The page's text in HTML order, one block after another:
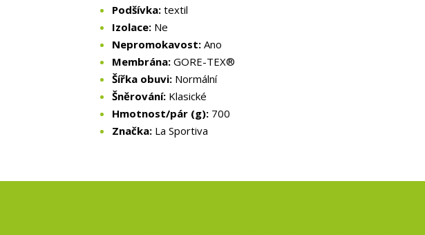
Podšívka: textil
Izolace: Ne
Nepromokavost: Ano
Membrána: GORE-TEX®
Šířka obuvi: Normální
Šněrování: Klasické
Hmotnost/pár (g): 700
Značka: La Sportiva